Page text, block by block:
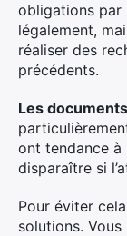
obligations par
légalement,
réaliser des
précédents.
Les
ont tendance à
disparaître si
Pour éviter
solutions.